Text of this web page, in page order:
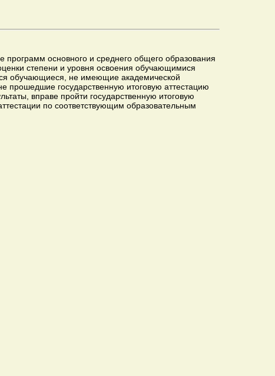
основного и среднего общего образования
степени и уровня освоения обучающимися
обучающиеся, не имеющие академической
государственную итоговую аттестацию
вправе пройти государственную итоговую
по соответствующим образовательным